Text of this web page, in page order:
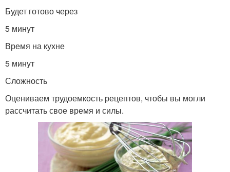
Будет готово через
5 минут
Время на кухне
5 минут
Сложность
Оцениваем трудоемкость рецептов, чтобы вы могли
рассчитать свое время и силы.